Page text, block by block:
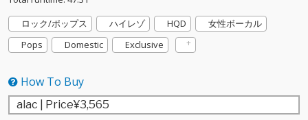
ロック/ポップス
ハイレゾ HQD
女性ボーカル
Pops
Domestic Exclusive
How To Buy